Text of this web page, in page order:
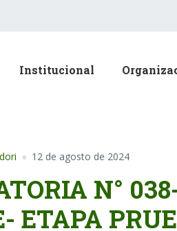
Institucional
12 de agosto de 2024
N°
ETAPA